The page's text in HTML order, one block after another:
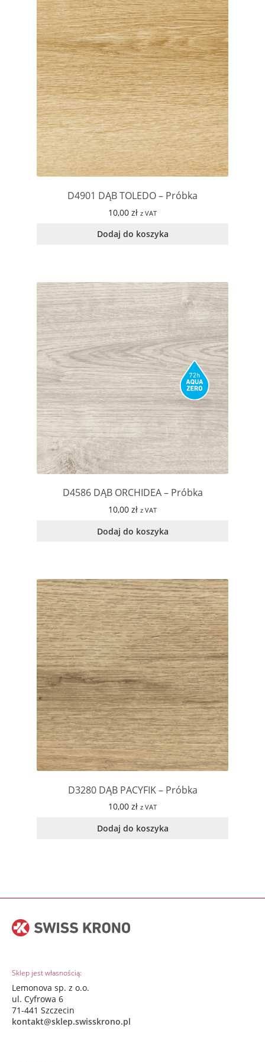
D4901 DĄB TOLEDO – Próbka
10,00 zł z VAT
Dodaj do koszyka
D4586 DĄB ORCHIDEA – Próbka
10,00 zł z VAT
Dodaj do koszyka
D3280 DĄB PACYFIK – Próbka
10,00 zł z VAT
Dodaj do koszyka
Sklep jest własnością:
Lemonova sp. z o.o.
ul. Cyfrowa 6
71-441 Szczecin
kontakt@sklep.swisskrono.pl